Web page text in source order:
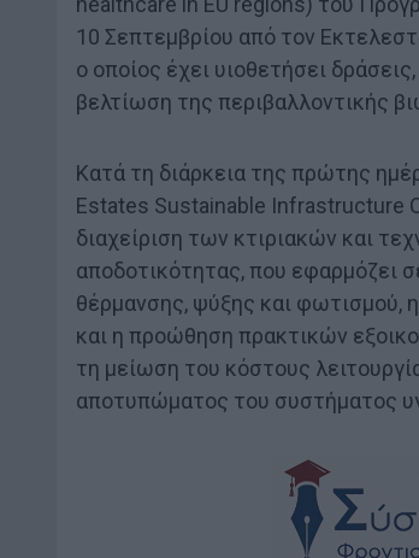
10 Σεπτεμβρίου από τον
ο οποίος έχει υιοθετήσει
βελτίωση της περιβαλλοντικής
Κατά τη διάρκεια της πρώτης
Estates Sustainable Infrastructure
διαχείριση των κτιριακών και
αποδοτικότητας, που εφαρμόζει
θέρμανσης, ψύξης και φωτισμού,
και η προώθηση πρακτικών
τη μείωση του κόστους
αποτυπώματος του συστήματος